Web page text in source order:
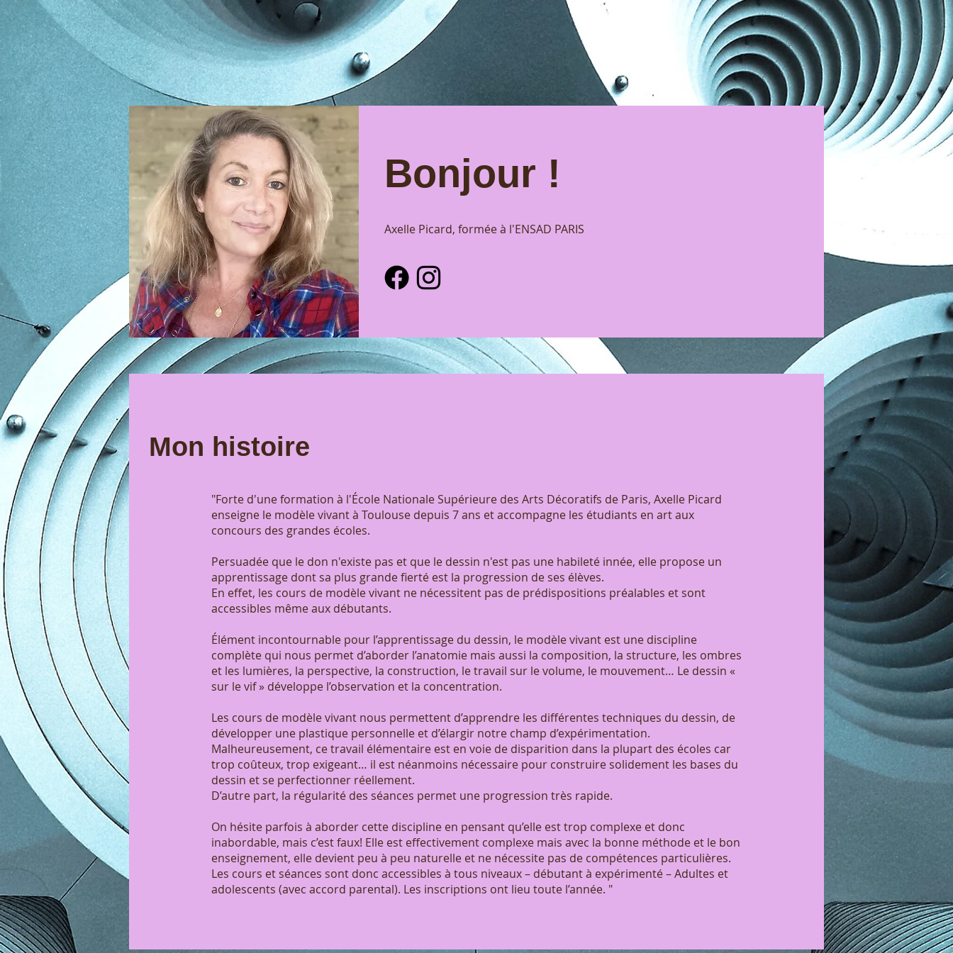
Bonjour !
Axelle Picard, formée à l'ENSAD PARIS
Mon histoire
"Forte d'une formation à l'École Nationale Supérieure des Arts Décoratifs de Paris, Axelle Picard
enseigne le modèle vivant à Toulouse depuis 7 ans et accompagne les étudiants en art aux
concours des grandes écoles.
Persuadée que le don n'existe pas et que le dessin n'est pas une habileté innée, elle propose un
apprentissage dont sa plus grande fierté est la progression de ses élèves.
En effet, les cours de modèle vivant ne nécessitent pas de prédispositions préalables et sont
accessibles même aux débutants.
Élément incontournable pour l’apprentissage du dessin, le modèle vivant est une discipline
complète qui nous permet d’aborder l’anatomie mais aussi la composition, la structure, les ombres
et les lumières, la perspective, la construction, le travail sur le volume, le mouvement… Le dessin «
sur le vif » développe l’observation et la concentration.
Les cours de modèle vivant nous permettent d’apprendre les différentes techniques du dessin, de
développer une plastique personnelle et d’élargir notre champ d’expérimentation.
Malheureusement, ce travail élémentaire est en voie de disparition dans la plupart des écoles car
trop coûteux, trop exigeant… il est néanmoins nécessaire pour construire solidement les bases du
dessin et se perfectionner réellement.
D’autre part, la régularité des séances permet une progression très rapide.
On hésite parfois à aborder cette discipline en pensant qu’elle est trop complexe et donc
inabordable, mais c’est faux! Elle est effectivement complexe mais avec la bonne méthode et le bon
enseignement, elle devient peu à peu naturelle et ne nécessite pas de compétences particulières.
Les cours et séances sont donc accessibles à tous niveaux – débutant à expérimenté – Adultes et
adolescents (avec accord parental). Les inscriptions ont lieu toute l’année. "